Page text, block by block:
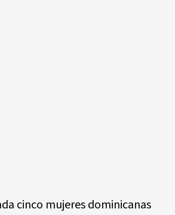
cinco mujeres dominicanas